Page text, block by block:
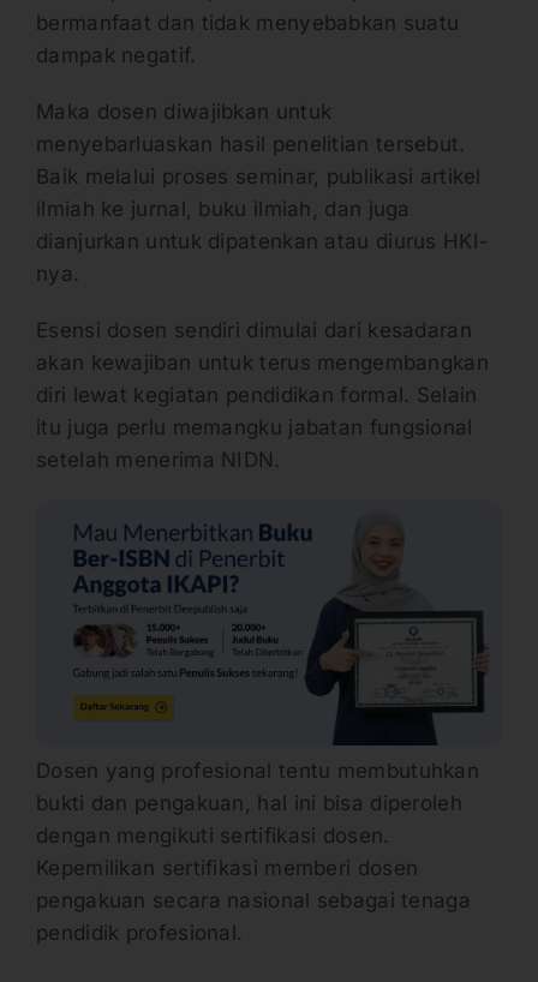
bermanfaat dan tidak menyebabkan suatu
dampak negatif.
Maka dosen diwajibkan untuk
menyebarluaskan hasil penelitian tersebut.
Baik melalui proses seminar, publikasi artikel
ilmiah ke jurnal, buku ilmiah, dan juga
dianjurkan untuk dipatenkan atau diurus HKI-
nya.
Esensi dosen sendiri dimulai dari kesadaran
akan kewajiban untuk terus mengembangkan
diri lewat kegiatan pendidikan formal. Selain
itu juga perlu memangku jabatan fungsional
setelah menerima NIDN.
Dosen yang profesional tentu membutuhkan
bukti dan pengakuan, hal ini bisa diperoleh
dengan mengikuti sertifikasi dosen.
Kepemilikan sertifikasi memberi dosen
pengakuan secara nasional sebagai tenaga
pendidik profesional.